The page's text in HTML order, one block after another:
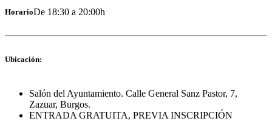
HorarioDe 18:30 a 20:00h
Ubicación:
Salón del Ayuntamiento. Calle General Sanz Pastor, 7,
Zazuar, Burgos.
ENTRADA GRATUITA, PREVIA INSCRIPCIÓN